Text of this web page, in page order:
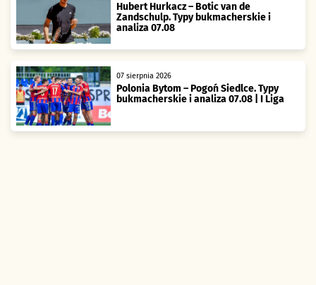
Hubert Hurkacz – Botic van de
Zandschulp. Typy bukmacherskie i
analiza 07.08
07 sierpnia 2026
Polonia Bytom – Pogoń Siedlce. Typy
bukmacherskie i analiza 07.08 | I Liga